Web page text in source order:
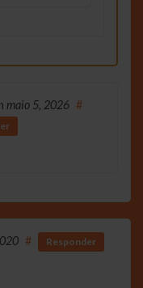
maio 5, 2026 #
# Responder